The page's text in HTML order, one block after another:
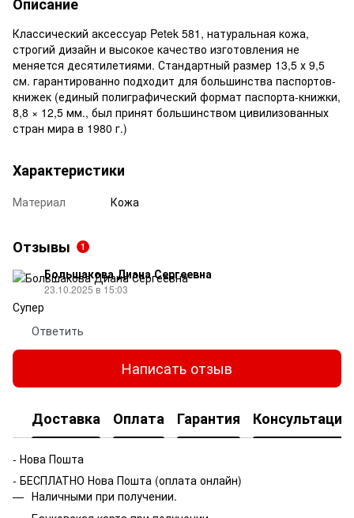
Классический аксессуар Petek 581, натуральная кожа,
строгий дизайн и высокое качество изготовления не
меняется десятилетиями. Стандартный размер 13,5 х 9,5
см. гарантированно подходит для большинства паспортов-
книжек (единый полиграфический формат паспорта-книжки,
8,8 × 12,5 мм., был принят большинством цивилизованных
стран мира в 1980 г.)
Характеристики
Материал Кожа
Отзывы 1
Большакова Диана Сергеевна
23.10.2025 в 15:03
Супер
Ответить
Написать отзыв
Доставка Оплата Гарантия Консультация
- Нова Пошта
- БЕСПЛАТНО Нова Пошта (оплата онлайн)
Наличными при получении.